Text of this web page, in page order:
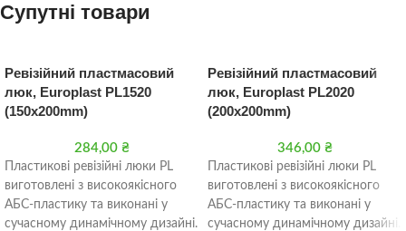
Супутні товари
Ревізійний пластмасовий
люк, Europlast PL1520
(150x200mm)
284,00 ₴
Пластикові ревізійні люки PL
виготовлені з високоякісного
АБС-пластику та виконані у
сучасному динамічному дизайні.
Ревізійний пластмасовий
люк, Europlast PL2020
(200x200mm)
346,00 ₴
Пластикові ревізійні люки PL
виготовлені з високоякісного
АБС-пластику та виконані у
сучасному динамічному дизайні.